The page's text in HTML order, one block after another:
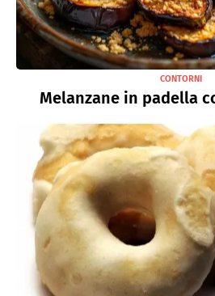
CONTORNI
Melanzane in padella